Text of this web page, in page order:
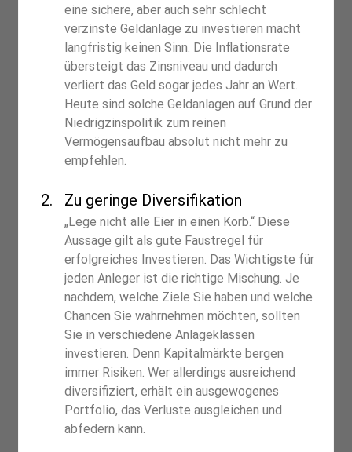
eine sichere, aber auch sehr schlecht
verzinste Geldanlage zu investieren macht
langfristig keinen Sinn. Die Inflationsrate
übersteigt das Zinsniveau und dadurch
verliert das Geld sogar jedes Jahr an Wert.
Heute sind solche Geldanlagen auf Grund der
Niedrigzinspolitik zum reinen
Vermögensaufbau absolut nicht mehr zu
empfehlen.
Zu geringe Diversifikation
„Lege nicht alle Eier in einen Korb.“ Diese
Aussage gilt als gute Faustregel für
erfolgreiches Investieren. Das Wichtigste für
jeden Anleger ist die richtige Mischung. Je
nachdem, welche Ziele Sie haben und welche
Chancen Sie wahrnehmen möchten, sollten
Sie in verschiedene Anlageklassen
investieren. Denn Kapitalmärkte bergen
immer Risiken. Wer allerdings ausreichend
diversifiziert, erhält ein ausgewogenes
Portfolio, das Verluste ausgleichen und
abfedern kann.